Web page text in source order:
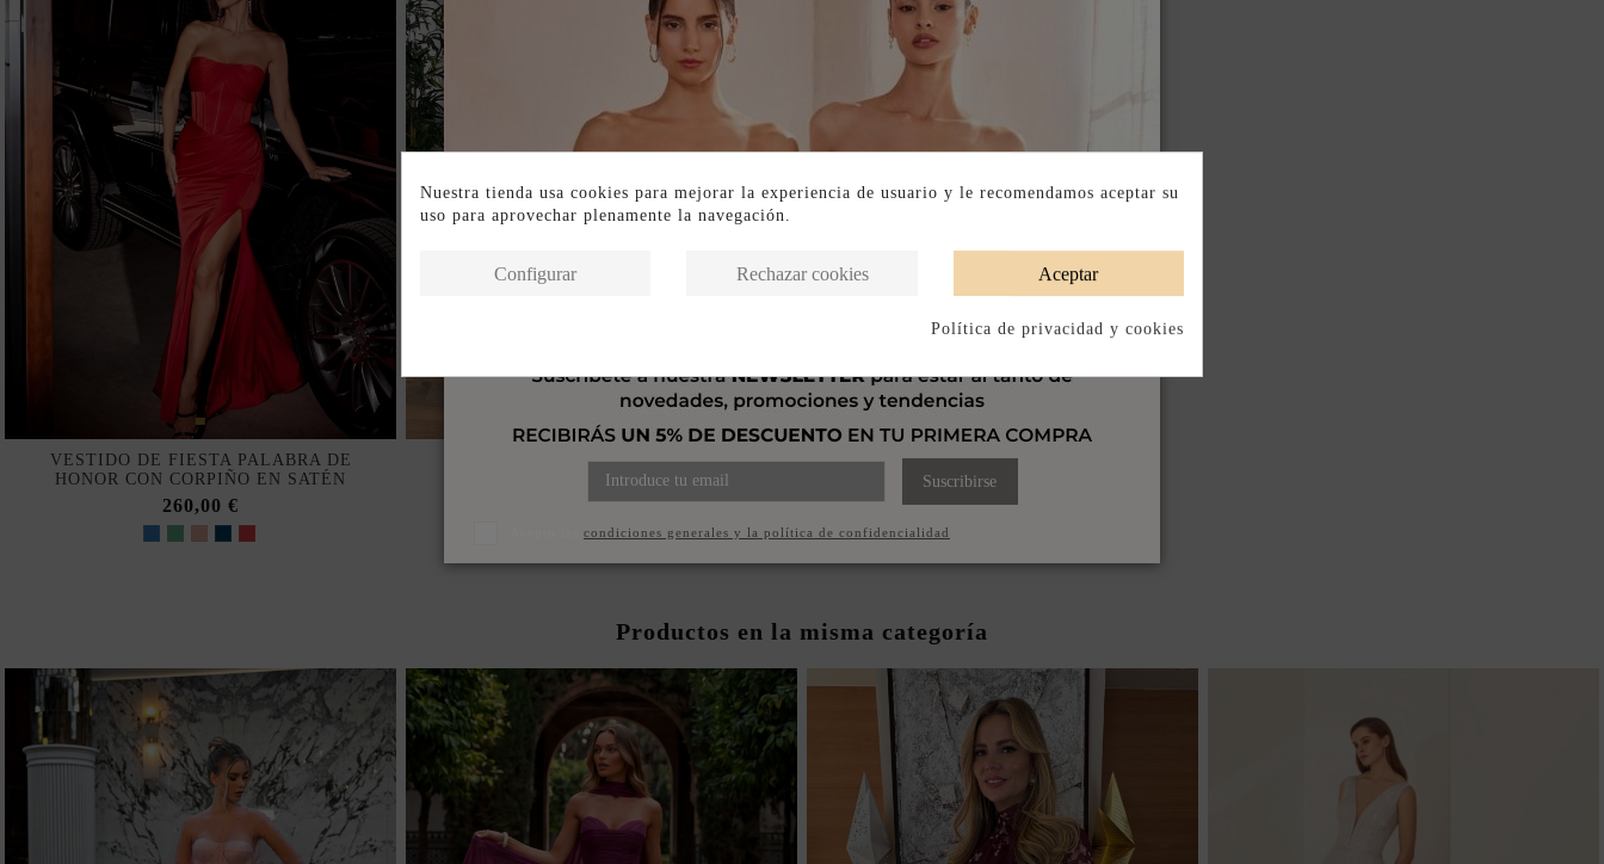
VESTIDO DE FIESTA PALABRA DE
HONOR CON CORPIÑO EN SATÉN
260,00 €
VESTIDO DE FIESTA LARGO DE
PEDRERÍA CON MANGA CAPA
671,00 €
Productos en la misma categoría
Suscribirse
condiciones generales y la política de confidencialidad
Nuestra tienda usa cookies para mejorar la experiencia de usuario y le recomendamos aceptar su
uso para aprovechar plenamente la navegación.
Aceptar
Rechazar cookies
Configurar
Política de privacidad y cookies